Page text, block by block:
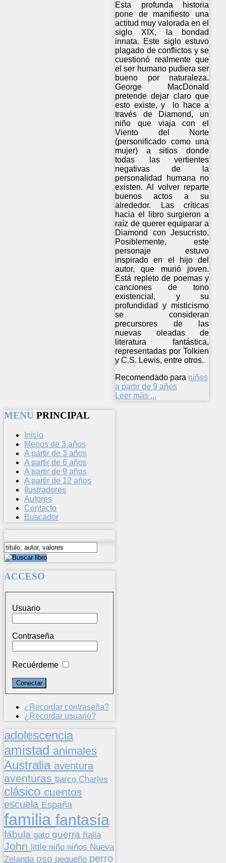
Esta profunda historia
pone de manifiesto una
actitud muy valorada en el
siglo XIX, la bondad
innata. Este siglo estuvo
plagado de conflictos y se
cuestionó realmente que
el ser humano pudiera ser
bueno por naturaleza.
George MacDonald
pretende dejar claro que
esto existe, y lo hace a
través de Diamond, un
niño que viaja con el
Viento del Norte
(personificado como una
mujer) a sitios donde
todas las vertientes
negativas de la
personalidad humana no
existen. Al volver reparte
buenos actos a su
alrededor. Las críticas
hacia el libro surgieron a
raíz de querer equiparar a
Diamond con Jesucristo.
Posiblemente, este
personaje estuvo
inspirado en el hijo del
autor, que murió joven.
Está repleto de poemas y
canciones de tono
existencial, y su
profundidad y misticismo
se consideran
precursores de las
nuevas oleadas de
literatura fantástica,
representadas por Tolkien
y C.S. Lewis, entre otros.
Recomendado para niños
a partir de 9 años
Leer más ...
MENU PRINCIPAL
Inicio
Menos de 3 años
A partir de 3 años
A partir de 6 años
A partir de 9 años
A partir de 12 años
Ilustradores
Autores
Contacto
Buscador
ACCESO
Usuario
Contraseña
Recuérdeme
¿Recordar contraseña?
¿Recordar usuario?
adolescencia
amistad animales
Australia aventura
aventuras barco Charles
clásico cuentos
escuela España
familia fantasía
fábula gato guerra Italia
John little niño niños Nueva
Zelanda oso pequeño perro